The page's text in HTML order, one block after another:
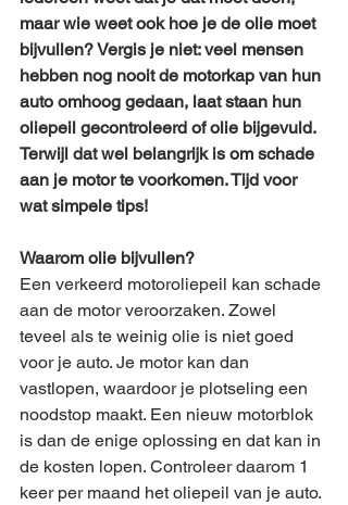
maar wie weet ook hoe je de olie moet
bijvullen? Vergis je niet: veel mensen
hebben nog nooit de motorkap van hun
auto omhoog gedaan, laat staan hun
oliepeil gecontroleerd of olie bijgevuld.
Terwijl dat wel belangrijk is om schade
aan je motor te voorkomen. Tijd voor
wat simpele tips!
Waarom olie bijvullen?
Een verkeerd motoroliepeil kan schade
aan de motor veroorzaken. Zowel
teveel als te weinig olie is niet goed
voor je auto. Je motor kan dan
vastlopen, waardoor je plotseling een
noodstop maakt. Een nieuw motorblok
is dan de enige oplossing en dat kan in
de kosten lopen. Controleer daarom 1
keer per maand het oliepeil van je auto.